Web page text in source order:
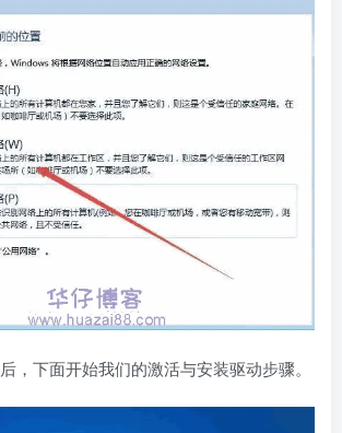
，下面开始我们的激活与安装驱动步骤。